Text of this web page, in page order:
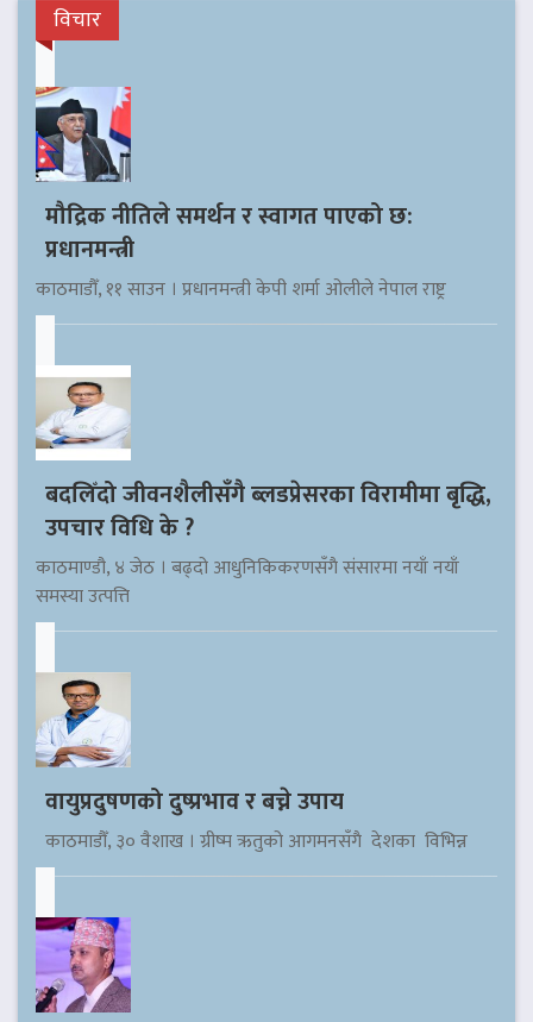
विचार
मौद्रिक नीतिले समर्थन र स्वागत पाएको छ:
प्रधानमन्त्री
काठमाडौँ, ११ साउन । प्रधानमन्त्री केपी शर्मा ओलीले नेपाल राष्ट्र
बदलिँदो जीवनशैलीसँगै ब्लडप्रेसरका विरामीमा बृद्धि,
उपचार विधि के ?
काठमाण्डौ, ४ जेठ । बढ्दो आधुनिकिकरणसँगै संसारमा नयाँ नयाँ
समस्या उत्पत्ति
वायुप्रदुषणको दुष्प्रभाव र बच्ने उपाय
काठमाडौँ, ३० वैशाख । ग्रीष्म ऋतुको आगमनसँगै देशका विभिन्न